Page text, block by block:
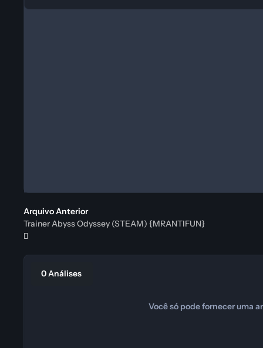
Arquivo Anterior
Trainer Abyss Odyssey (STEAM) {MRANTIFUN}
0 Análises
Você só pode fornecer uma